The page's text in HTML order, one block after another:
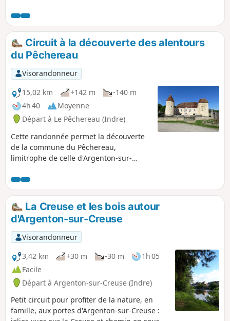
Circuit à la découverte des alentours
du Pêchereau
Visorandonneur
15,02 km
+142 m
-140 m
4h 40
Moyenne
Départ à Le Pêchereau (Indre)
Cette randonnée permet la découverte
de la commune du Pêchereau,
limitrophe de celle d'Argenton-sur-
elle nous amène à la nouvelle installée
dans le beau Château de Courbat puis
nous fait longer la Creuse, nous
emmène dans les hauteurs
surplombant la vallée, traverse bois et
prairies et finit par le Grand Pêchereau,
quartier dominant de la commune.
La Creuse et les bois autour
d'Argenton-sur-Creuse
Visorandonneur
3,42 km
+30 m -30 m
1h 05
Facile
Départ à Argenton-sur-Creuse (Indre)
Petit circuit pour profiter de la nature, en
famille, aux portes d'Argenton-sur-Creuse :